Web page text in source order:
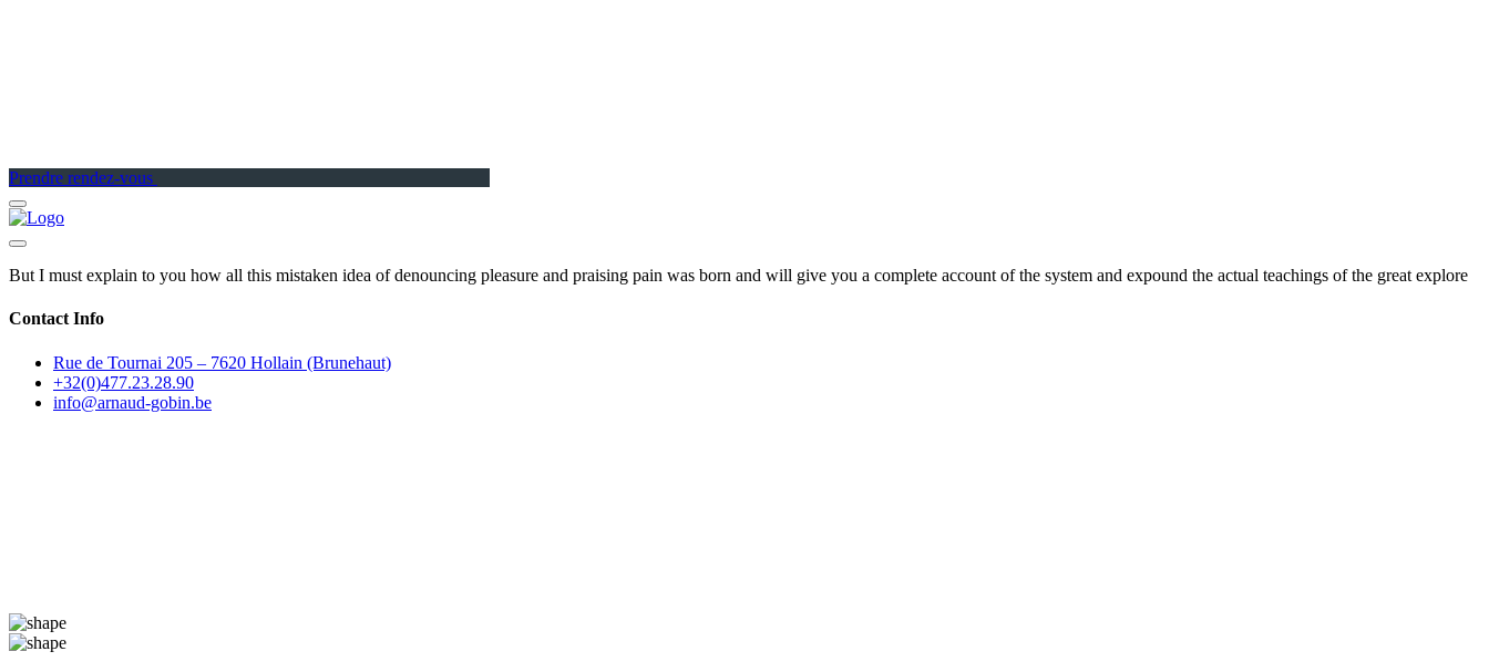
Prendre rendez-vous
But I must explain to you how all this mistaken idea of denouncing pleasure and praising pain was born and will give you a complete account of the system and expound the actual teachings of the great explore
Contact Info
Rue de Tournai 205 – 7620 Hollain (Brunehaut)
+32(0)477.23.28.90
info@arnaud-gobin.be